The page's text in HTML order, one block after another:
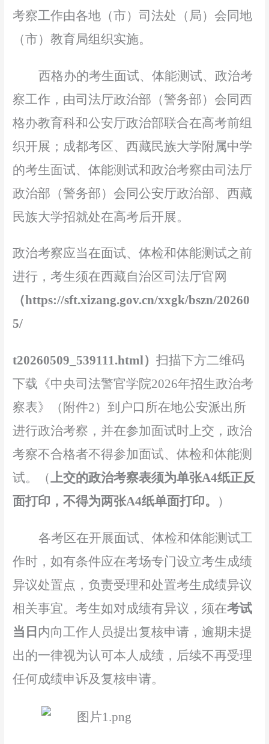
考察工作由各地 （市）司法处 （ 局）会同地
（市）教育局组织实施。
西格办的考生面试、体能测试、政治考
察工作， 由司法厅政治部 （警务部）会同西
格办教育科和公安厅政治部联合在高考前组
织开展 ； 成都考区、西藏民族大学附属中学
的考生面试、体能测试和政治考察由司法厅
政治部 （警务部）会同公安厅政治部、西藏
民族大学招就处在高考后开展。
政治考察应当在面试、体检和体能测试之前
进行，考生须在西藏自治区司法厅官网
（https://sft.xizang.gov.cn/xxgk/bszn/20260
5/
t20260509_539111.html）扫描下方二维码
下载《中央司法警官学院2026年招生政治考
察表》（ 附件2）到户口所在地公安派出所
进行政治考察，并在参加面试时上交，政治
考察不合格者不得参加面试、体检和体能测
试。（上交的政治考察表须为单张A4纸正反
面打印，不得为两张A4纸单面打印。
）
各考区在开展面试、体检和体能测试工
作时，如有条件应在考场专门设立考生成绩
异议处置点，负责受理和处置考生成绩异议
相关事宜。考生如对成绩有异议，须在考试
当日 内向工作人员提出复核申请，逾期未提
出的一律视为认可本人成绩，后续不再受理
任何成绩申诉及复核申请。